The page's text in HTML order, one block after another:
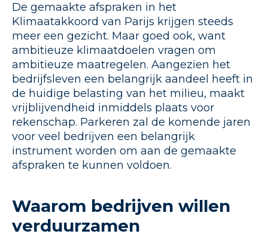
De gemaakte afspraken in het
Klimaatakkoord van Parijs krijgen steeds
meer een gezicht. Maar goed ook, want
ambitieuze klimaatdoelen vragen om
ambitieuze maatregelen. Aangezien het
bedrijfsleven een belangrijk aandeel heeft in
de huidige belasting van het milieu, maakt
vrijblijvendheid inmiddels plaats voor
rekenschap. Parkeren zal de komende jaren
voor veel bedrijven een belangrijk
instrument worden om aan de gemaakte
afspraken te kunnen voldoen.
Waarom bedrijven willen
verduurzamen